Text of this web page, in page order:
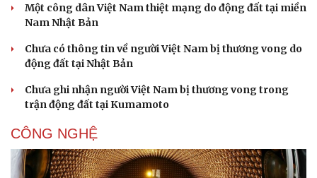
Một công dân Việt Nam thiệt mạng do động đất tại miền
Nam Nhật Bản
Chưa có thông tin về người Việt Nam bị thương vong do
động đất tại Nhật Bản
Chưa ghi nhận người Việt Nam bị thương vong trong
trận động đất tại Kumamoto
CÔNG NGHỆ